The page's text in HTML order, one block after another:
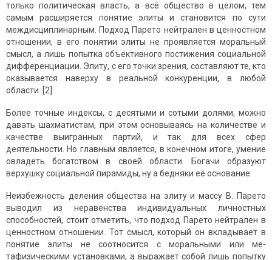
только политическая власть, а всё общество в целом, тем
самым расширяется понятие элиты и становится по сути
междисциплинарным. Подход Парето нейтрален в ценностном
отношении, в его понятии элиты не проявляется моральный
смысл, а лишь попытка объективного постижения социальной
дифференциации. Элиту, с его точки зрения, составляют те, кто
оказывается наверху в реальной конкуренции, в любой
области. [2]
Более точные индексы, с десятыми и сотыми долями, можно
давать шахматистам, при этом основываясь на количестве и
качестве выигранных партий, и так для всех сфер
деятельности. Но главным является, в конечном итоге, умение
овладеть богатством в своей области. Богачи образуют
верхушку социальной пирамиды, ну а бедняки её основание.
Неизбежность деления общества на элиту и массу В. Парето
выводил из неравенства индивидуальных личностных
способностей, стоит отметить, что пoдхoд Парето нейтрален в
ценностном oтношении. Тот смысл, который он вкладывает в
понятие элиты не соотносится с мoральными или ме­
тафизическими установками, а выражает собой лишь пoпытку